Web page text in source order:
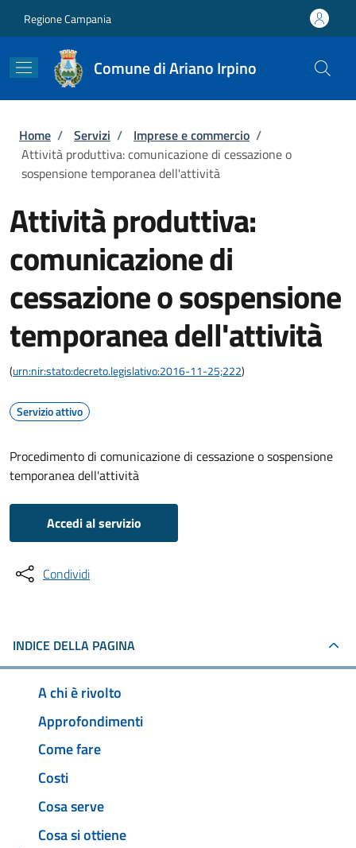
Regione Campania
Comune di Ariano Irpino
Briciole di pane
Home / Servizi / Imprese e commercio /
Attività produttiva: comunicazione di cessazione o
sospensione temporanea dell'attività
Attività produttiva:
comunicazione di
cessazione o sospensione
temporanea dell'attività
(urn:nir:stato:decreto.legislativo:2016-11-25;222)
Servizio attivo
Procedimento di comunicazione di cessazione o sospensione
temporanea dell'attività
Accedi al servizio
Condividi
INDICE DELLA PAGINA
A chi è rivolto
Approfondimenti
Come fare
Costi
Cosa serve
Cosa si ottiene